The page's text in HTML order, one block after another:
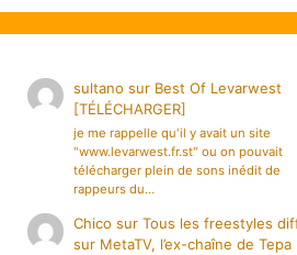
sultano sur Best Of Levarwest
[TÉLÉCHARGER]
je me rappelle qu'il y avait un site
"www.levarwest.fr.st" ou on pouvait
télécharger plein de sons inédit de
rappeurs du…
Chico surTous les freestyles
sur MetaTV, l’ex-chaîne de Tepa